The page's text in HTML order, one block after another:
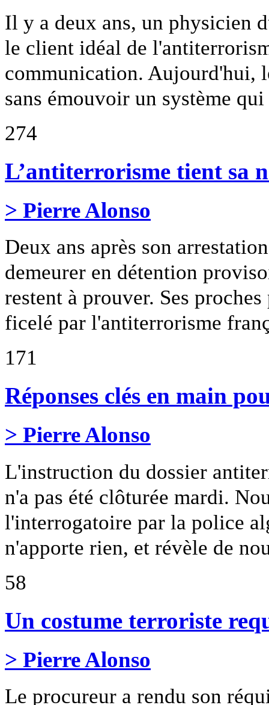
Il y a deux ans, un physicien
le client idéal de
communication. Aujourd'hui,
sans émouvoir un système
274
L’antiterrorisme tient sa
> Pierre Alonso
Deux ans après son
demeurer en détention
restent à prouver. Ses
ficelé par l'antiterrorisme
171
Réponses clés en main
> Pierre Alonso
L'instruction du dossier
n'a pas été clôturée mardi.
l'interrogatoire par la police
n'apporte rien, et révèle de
58
Un costume terroriste
> Pierre Alonso
Le procureur a rendu son